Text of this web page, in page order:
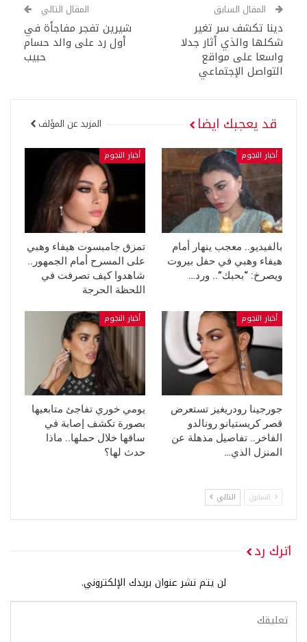
المقال السابق
دينا تكشف سر تغير
شكلها والذي أثار جدلا
واسعا على مواقع
التواصل الإجتماعي
المقال التالي
شيرين تفجر مفاجأة في
أول رد على والد حسام
حبيب
قد يعجبك ايضا المزيد عن المؤلف
أخبار النجوم
بالفيديو.. معجب ينهار أمام
هيفاء وهبي في حفل بيروت
ويصرخ: “بحبك”.. ورد…
أخبار النجوم
تمزق جامبسوت هيفاء وهبي
على المسرح أمام الجمهور..
شاهدوا كيف تصرفت في
اللحظة الحرجة
أخبار النجوم
جورجينا رودريغيز تستعرض
قصر كريستيانو رونالدو
الفاخر.. تفاصيل مذهلة عن
المنزل الذي…
أخبار النجوم
يومي خوري تفاجئ متابعيها
بصورة تكشف إصابة في
ساقها خلال حملها.. ماذا
حدث لها؟
السابق التالي
اترك رد
لن يتم نشر عنوان بريدك الإلكتروني.